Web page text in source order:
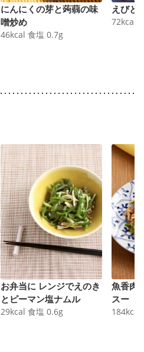
にんにくの芽と蒟蒻の味
噌炒め
46kcal 食塩 0.7g
えびと
72kcal
お弁当に レンジでえのき
とピーマン塩ナムル
29kcal 食塩 0.6g
魚香肉
スー
184kcal